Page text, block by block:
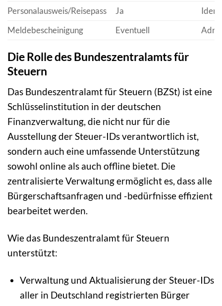
Personalausweis/Reisepass
Ja
Meldebescheinigung
Eventuell
Die Rolle des Bundeszentralamts für
Steuern
Das Bundeszentralamt für Steuern (BZSt) ist eine
Schlüsselinstitution in der deutschen
Finanzverwaltung, die nicht nur für die
Ausstellung der Steuer-IDs verantwortlich ist,
sondern auch eine umfassende Unterstützung
sowohl online als auch offline bietet. Die
zentralisierte Verwaltung ermöglicht es, dass alle
Bürgerschaftsanfragen und -bedürfnisse effizient
bearbeitet werden.
Wie das Bundeszentralamt für Steuern
unterstützt:
Verwaltung und Aktualisierung der Steuer-IDs
aller in Deutschland registrierten Bürger